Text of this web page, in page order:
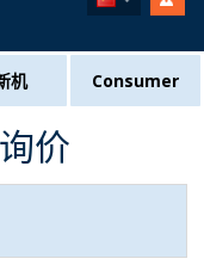
机 Consumer
价